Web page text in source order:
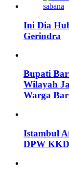
Ini Dia
Gerindra
Bupati
Wilayah
Warga
Istambul
DPW